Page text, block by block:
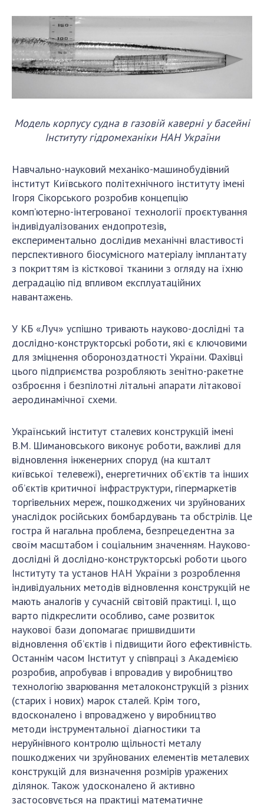
Модель корпусу судна в газовій каверні у басейні
Інституту гідромеханіки НАН України
Навчально-науковий механіко-машинобудівний
інститут Київського політехнічного інституту імені
Ігоря Сікорського розробив концепцію
комп’ютерно-інтегрованої технології проєктування
індивідуалізованих ендопротезів,
експериментально дослідив механічні властивості
перспективного біосумісного матеріалу імплантату
з покриттям із кісткової тканини з огляду на їхню
деградацію під впливом експлуатаційних
навантажень.
У КБ «Луч» успішно тривають науково-дослідні та
дослідно-конструкторські роботи, які є ключовими
для зміцнення обороноздатності України. Фахівці
цього підприємства розробляють зенітно-ракетне
озброєння і безпілотні літальні апарати літакової
аеродинамічної схеми.
Український інститут сталевих конструкцій імені
В.М. Шимановського виконує роботи, важливі для
відновлення інженерних споруд (на кшталт
київської телевежі), енергетичних об’єктів та інших
об’єктів критичної інфраструктури, гіпермаркетів
торгівельних мереж, пошкоджених чи зруйнованих
унаслідок російських бомбардувань та обстрілів. Це
гостра й нагальна проблема, безпрецедентна за
своїм масштабом і соціальним значенням. Науково-
дослідні й дослідно-конструкторські роботи цього
Інституту та установ НАН України з розроблення
індивідуальних методів відновлення конструкцій не
мають аналогів у сучасній світовій практиці. І, що
варто підкреслити особливо, саме розвиток
наукової бази допомагає пришвидшити
відновлення об’єктів і підвищити його ефективність.
Останнім часом Інститут у співпраці з Академією
розробив, апробував і впровадив у виробництво
технологію зварювання металоконструкцій з різних
(старих і нових) марок сталей. Крім того,
вдосконалено і впроваджено у виробництво
методи інструментальної діагностики та
неруйнівного контролю щільності металу
пошкоджених чи зруйнованих елементів металевих
конструкцій для визначення розмірів уражених
ділянок. Також удосконалено й активно
застосовується на практиці математичне